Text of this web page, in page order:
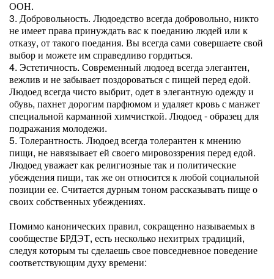
ООН.
3. Добровольность. Людоедство всегда добровольно, никто
не имеет права принуждать вас к поеданию людей или к
отказу, от такого поедания. Вы всегда сами совершаете свой
выбор и можете им справедливо гордиться.
4. Эстетичность. Современный людоед всегда элегантен,
вежлив и не забывает поздороваться с пищей перед едой.
Людоед всегда чисто выбрит, одет в элегантную одежду и
обувь, пахнет дорогим парфюмом и удаляет кровь с манжет
специальной карманной химчисткой. Людоед - образец для
подражания молодежи.
5. Толерантность. Людоед всегда толерантен к мнению
пищи, не навязывает ей своего мировоззрения перед едой.
Людоед уважает как религиозные так и политические
убеждения пищи, так же он относится к любой социальной
позиции ее. Считается дурным тоном рассказывать пище о
своих собственных убеждениях.
Помимо канонических правил, сокращенно называемых в
сообществе БРДЭТ, есть несколько нехитрых традиций,
следуя которым ты сделаешь свое повседневное поведение
соответствующим духу времени: